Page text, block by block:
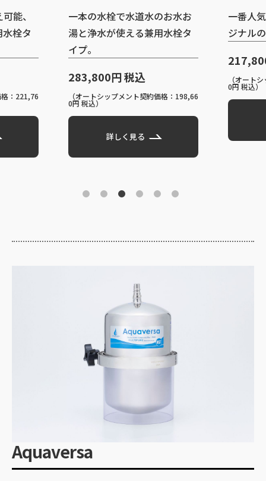
のお水お
用水栓タ
約価格：198,66
一番人気、マルチピュアオリ
ジナルの専用水栓タイプ。
217,800円 税込
（オートシップメント契約価格：152,46
0円 税込）
詳しく見る
止
ブ
イ
（オ
Aquaversa